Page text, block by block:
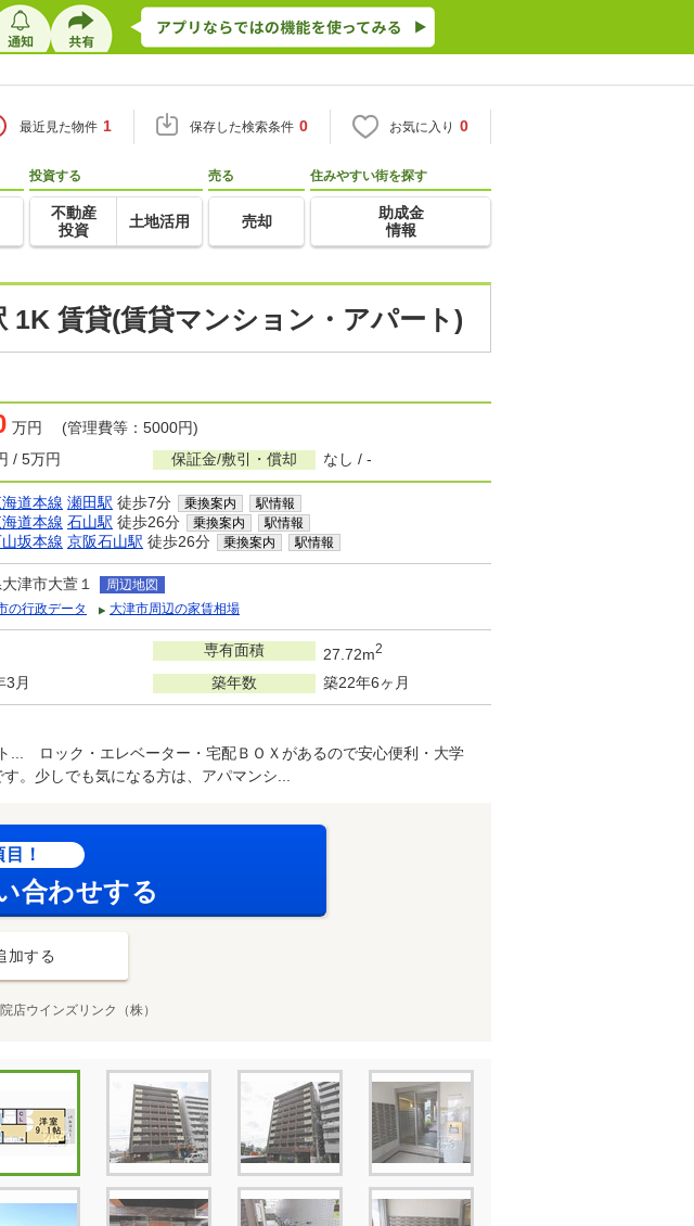
最近見た物件 1 保存した検索条件 0 お気に入り 0
投資する
不動産
投資
土地活用
売る
売却
住みやすい街を探す
助成金
情報
1K 賃貸(賃貸マンション・アパート)
万円 (管理費等：5000円)
/ 5万円 保証金/敷引・償却 なし / -
海道本線 瀬田駅 徒歩7分 乗換案内 駅情報
海道本線 石山駅 徒歩26分 乗換案内 駅情報
坂本線 京阪石山駅 徒歩26分 乗換案内 駅情報
津市大萱１
周辺地図
の行政データ
大津市周辺の家賃相場
専有面積 27.72m2
3月 築年数 築22年6ヶ月
... ロック・エレベーター・宅配ＢＯＸがあるので安心便利・大学
。少しでも気になる方は、アパマンシ...
！
合わせする
加する
店ウインズリンク（株）